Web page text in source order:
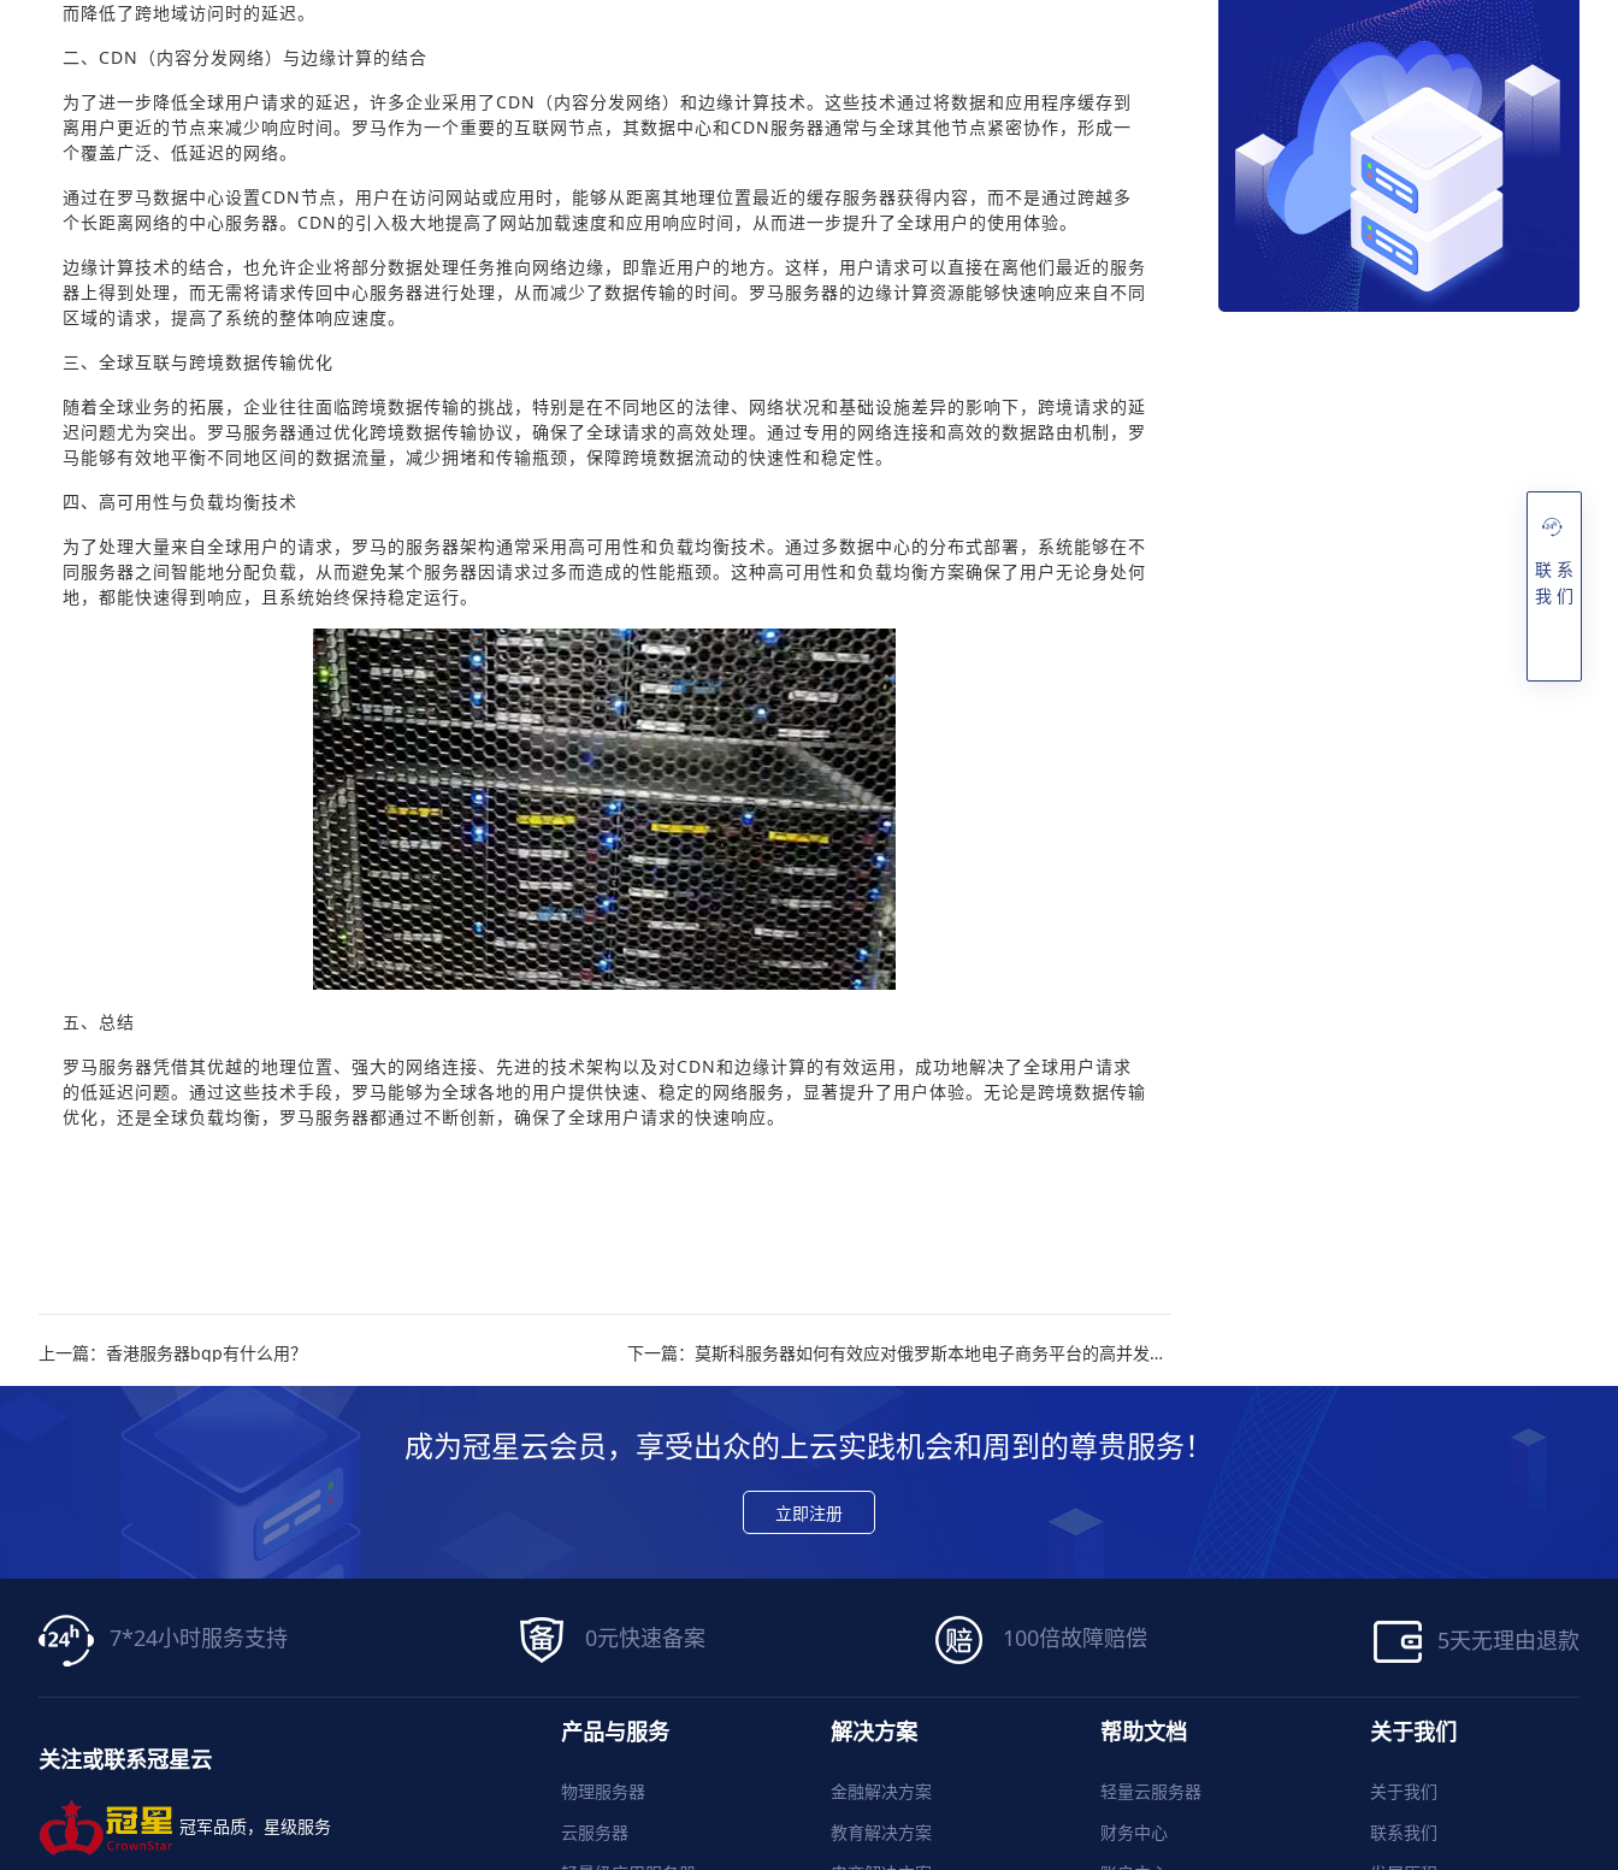
而降低了跨地域访问时的延迟。
二、CDN（内容分发网络）与边缘计算的结合
为了进一步降低全球用户请求的延迟，许多企业采用了CDN（内容分发网络）和边缘计算技术。这些技术通过将数据和应用程序缓存到
离用户更近的节点来减少响应时间。罗马作为一个重要的互联网节点，其数据中心和CDN服务器通常与全球其他节点紧密协作，形成一
个覆盖广泛、低延迟的网络。
通过在罗马数据中心设置CDN节点，用户在访问网站或应用时，能够从距离其地理位置最近的缓存服务器获得内容，而不是通过跨越多
个长距离网络的中心服务器。CDN的引入极大地提高了网站加载速度和应用响应时间，从而进一步提升了全球用户的使用体验。
边缘计算技术的结合，也允许企业将部分数据处理任务推向网络边缘，即靠近用户的地方。这样，用户请求可以直接在离他们最近的服务
器上得到处理，而无需将请求传回中心服务器进行处理，从而减少了数据传输的时间。罗马服务器的边缘计算资源能够快速响应来自不同
区域的请求，提高了系统的整体响应速度。
三、全球互联与跨境数据传输优化
随着全球业务的拓展，企业往往面临跨境数据传输的挑战，特别是在不同地区的法律、网络状况和基础设施差异的影响下，跨境请求的延
迟问题尤为突出。罗马服务器通过优化跨境数据传输协议，确保了全球请求的高效处理。通过专用的网络连接和高效的数据路由机制，罗
马能够有效地平衡不同地区间的数据流量，减少拥堵和传输瓶颈，保障跨境数据流动的快速性和稳定性。
四、高可用性与负载均衡技术
为了处理大量来自全球用户的请求，罗马的服务器架构通常采用高可用性和负载均衡技术。通过多数据中心的分布式部署，系统能够在不
同服务器之间智能地分配负载，从而避免某个服务器因请求过多而造成的性能瓶颈。这种高可用性和负载均衡方案确保了用户无论身处何
地，都能快速得到响应，且系统始终保持稳定运行。
五、总结
罗马服务器凭借其优越的地理位置、强大的网络连接、先进的技术架构以及对CDN和边缘计算的有效运用，成功地解决了全球用户请求
的低延迟问题。通过这些技术手段，罗马能够为全球各地的用户提供快速、稳定的网络服务，显著提升了用户体验。无论是跨境数据传输
优化，还是全球负载均衡，罗马服务器都通过不断创新，确保了全球用户请求的快速响应。
上一篇：香港服务器bgp有什么用？ 下一篇：莫斯科服务器如何有效应对俄罗斯本地电子商务平台的高并发挑战
成为冠星云会员，享受出众的上云实践机会和周到的尊贵服务！
立即注册
7*24小时服务支持 0元快速备案 100倍故障赔偿 5天无理由退款
关注或联系冠星云
冠军品质，星级服务
产品与服务
物理服务器
云服务器
解决方案
金融解决方案
教育解决方案
帮助文档
轻量云服务器
财务中心
关于我们
关于我们
联系我们
联 系
我 们